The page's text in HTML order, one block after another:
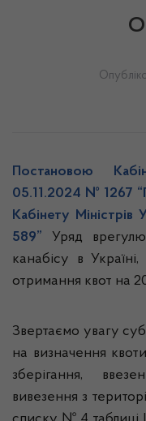
Постановою
05.11.2024 № 1267
Кабінету
589”
Уряд
канабісу в
отримання квот на
Звертаємо увагу
на визначення
зберігання,
вивезення з